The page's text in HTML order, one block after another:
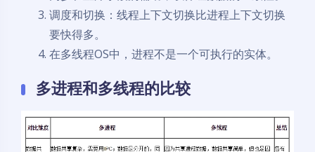
调度和切换：线程上下文切换比进程上下文切换
要快得多。
在多线程OS中，进程不是一个可执行的实体。
多进程和多线程的比较